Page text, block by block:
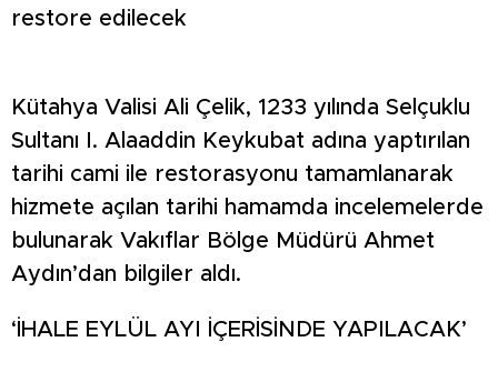
restore edilecek
Kütahya Valisi Ali Çelik, 1233 yılında Selçuklu
Sultanı I. Alaaddin Keykubat adına yaptırılan
tarihi cami ile restorasyonu tamamlanarak
hizmete açılan tarihi hamamda incelemelerde
bulunarak Vakıflar Bölge Müdürü Ahmet
Aydın’dan bilgiler aldı.
‘İHALE EYLÜL AYI İÇERİSİNDE YAPILACAK’